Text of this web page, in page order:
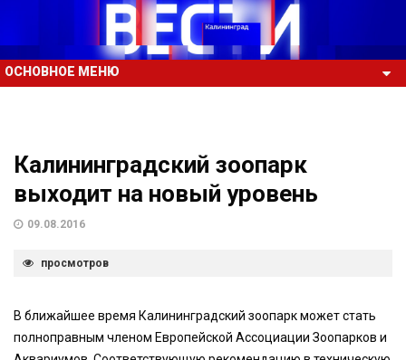
ОСНОВНОЕ МЕНЮ
Калининградский зоопарк
выходит на новый уровень
09.08.2016
просмотров
В ближайшее время Калининградский зоопарк может стать
полноправным членом Европейской Ассоциации Зоопарков и